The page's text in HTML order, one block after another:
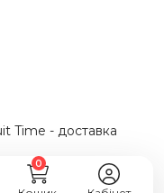
Time - доставка
0